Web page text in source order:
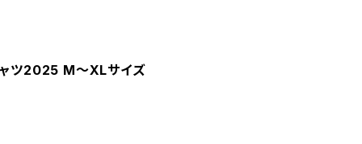
ャツ2025 M〜XLサイズ